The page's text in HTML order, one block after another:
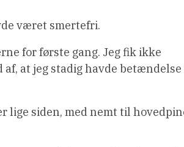
været smertefri.
for første gang. Jeg fik ikke
af, at jeg stadig havde betændelse
lige siden, med nemt til